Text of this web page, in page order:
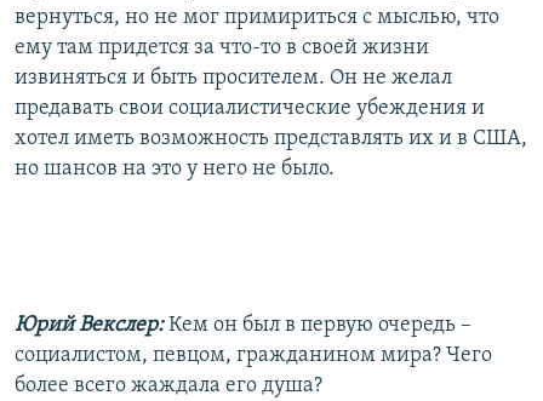
вернуться, но не мог примириться с мыслью, что
ему там придется за что-то в своей жизни
извиняться и быть просителем. Он не желал
предавать свои социалистические убеждения и
хотел иметь возможность представлять их и в США,
но шансов на это у него не было.
Юрий Векслер: Кем он был в первую очередь –
социалистом, певцом, гражданином мира? Чего
более всего жаждала его душа?